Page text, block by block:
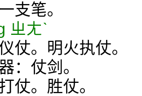
支笔。
ㄓㄤˋ
仗。明火执仗。
：仗剑。
仗。胜仗。